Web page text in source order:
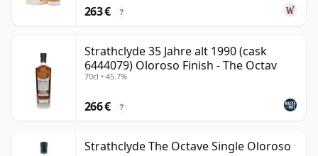
263 € ?
Strathclyde 35 Jahre alt 1990 (cask
6444079) Oloroso Finish - The Octav
70cl • 45.7%
266 € ?
Strathclyde The Octave Single Oloroso